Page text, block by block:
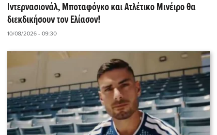
Ιντερνασιονάλ, Μποταφόγκο και Ατλέτικο Μινέιρο θα
διεκδικήσουν τον Ελίασον!
10/08/2026 - 09:30